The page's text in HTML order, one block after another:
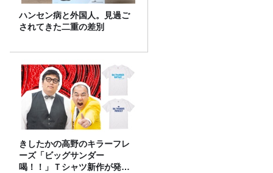
ハンセン病と外国人。見過ご
されてきた二重の差別
きしたかの高野のキラーフレ
ーズ「ビッグサンダー
喝！！」Ｔシャツ新作が発売